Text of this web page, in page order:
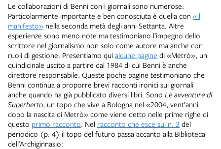
Le collaborazioni di Benni con i giornali sono numerose.
Particolarmente importante e ben conosciuta è quella con «il
manifesto» nella seconda metà degli anni Settanta. Altre
esperienze sono meno note ma testimoniano l’impegno dello
scrittore nel giornalismo non solo come autore ma anche con
ruoli di gestione. Presentiamo qui alcune pagine di «Metrò», un
quindicinale uscito a partire dal 1984 di cui Benni è anche
direttore responsabile. Queste poche pagine testimoniano che
Benni continua a proporre brevi racconti ironici sui giornali
anche quando ha già pubblicato diversi libri. Sono Le avventure di
Superberto, un topo che vive a Bologna nel «2004, vent’anni
dopo la nascita di Metrò» come viene detto nelle prime righe di
questo primo racconto. Nel racconto che esce sul n. 3 del
periodico (p. 4) il topo del futuro passa accanto alla Biblioteca
dell’Archiginnasio: